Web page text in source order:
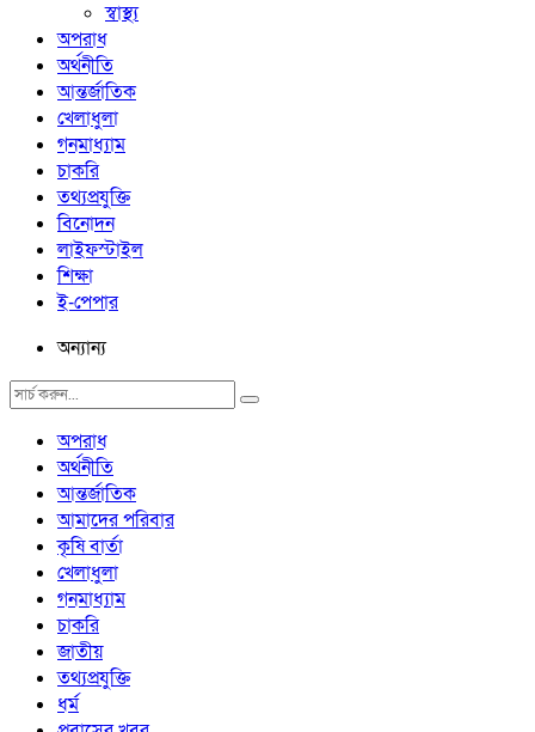
স্বাস্থ্য
অপরাধ
অর্থনীতি
আন্তর্জাতিক
খেলাধুলা
গনমাধ্যাম
চাকরি
তথ্যপ্রযুক্তি
বিনোদন
লাইফস্টাইল
শিক্ষা
ই-পেপার
অন্যান্য
অপরাধ
অর্থনীতি
আন্তর্জাতিক
আমাদের পরিবার
কৃষি বার্তা
খেলাধুলা
গনমাধ্যাম
চাকরি
জাতীয়
তথ্যপ্রযুক্তি
ধর্ম